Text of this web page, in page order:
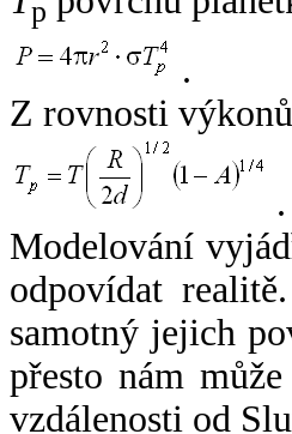
p
.
Z rovnosti
.
Modelování
odpovídat
samotný jejich
přesto nám
vzdálenosti od